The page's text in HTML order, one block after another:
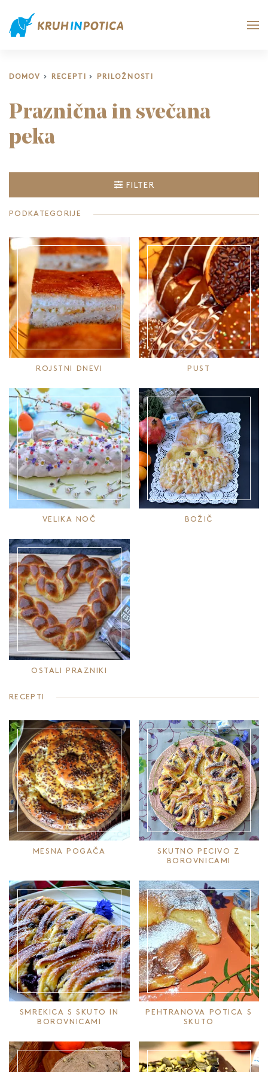
DOMOV RECEPTI PRILOŽNOSTI
Praznična in svečana
peka
FILTER
PODKATEGORIJE
ROJSTNI DNEVI PUST
VELIKA NOČ BOŽIČ
OSTALI PRAZNIKI
RECEPTI
MESNA POGAČA
SKUTNO PECIVO Z
BOROVNICAMI
SMREKICA S SKUTO IN
BOROVNICAMI
PEHTRANOVA POTICA S
SKUTO